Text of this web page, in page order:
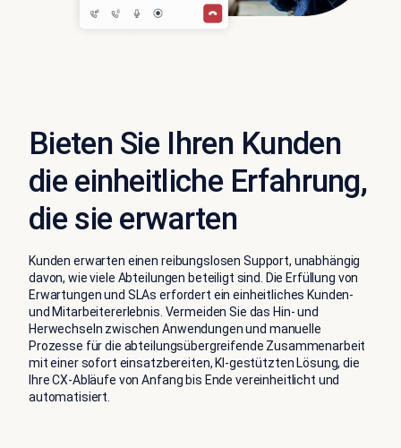
Bieten Sie Ihren Kunden
die einheitliche Erfahrung,
die sie erwarten
Kunden erwarten einen reibungslosen Support, unabhängig
davon, wie viele Abteilungen beteiligt sind. Die Erfüllung von
Erwartungen und SLAs erfordert ein einheitliches Kunden-
und Mitarbeitererlebnis. Vermeiden Sie das Hin- und
Herwechseln zwischen Anwendungen und manuelle
Prozesse für die abteilungsübergreifende Zusammenarbeit
mit einer sofort einsatzbereiten, KI-gestützten Lösung, die
Ihre CX-Abläufe von Anfang bis Ende vereinheitlicht und
automatisiert.